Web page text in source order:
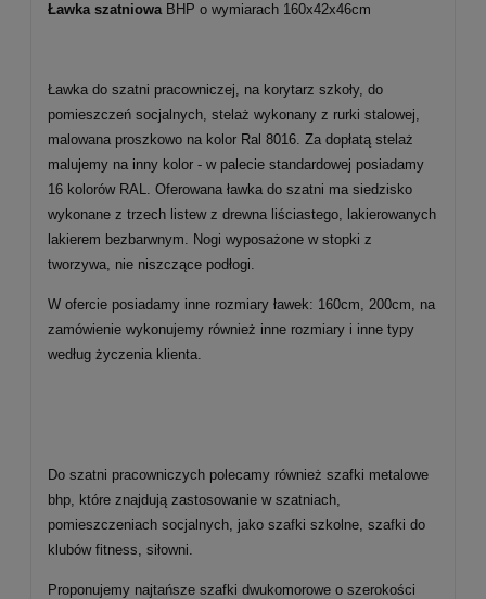
Ławka szatniowa BHP o wymiarach 160x42x46cm
Ławka do szatni pracowniczej, na korytarz szkoły, do
pomieszczeń socjalnych, stelaż wykonany z rurki stalowej,
malowana proszkowo na kolor Ral 8016. Za dopłatą stelaż
malujemy na inny kolor - w palecie standardowej posiadamy
16 kolorów RAL. Oferowana ławka do szatni ma siedzisko
wykonane z trzech listew z drewna liściastego, lakierowanych
lakierem bezbarwnym. Nogi wyposażone w stopki z
tworzywa, nie niszczące podłogi.
W ofercie posiadamy inne rozmiary ławek: 160cm, 200cm, na
zamówienie wykonujemy również inne rozmiary i inne typy
według życzenia klienta.
Do szatni pracowniczych polecamy również szafki metalowe
bhp, które znajdują zastosowanie w szatniach,
pomieszczeniach socjalnych, jako szafki szkolne, szafki do
klubów fitness, siłowni.
Proponujemy najtańsze szafki dwukomorowe o szerokości